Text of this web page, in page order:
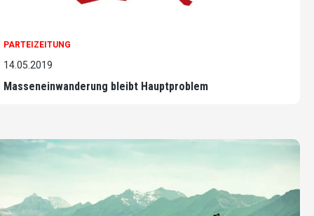
PARTEIZEITUNG
14.05.2019
Masseneinwanderung bleibt Hauptproblem